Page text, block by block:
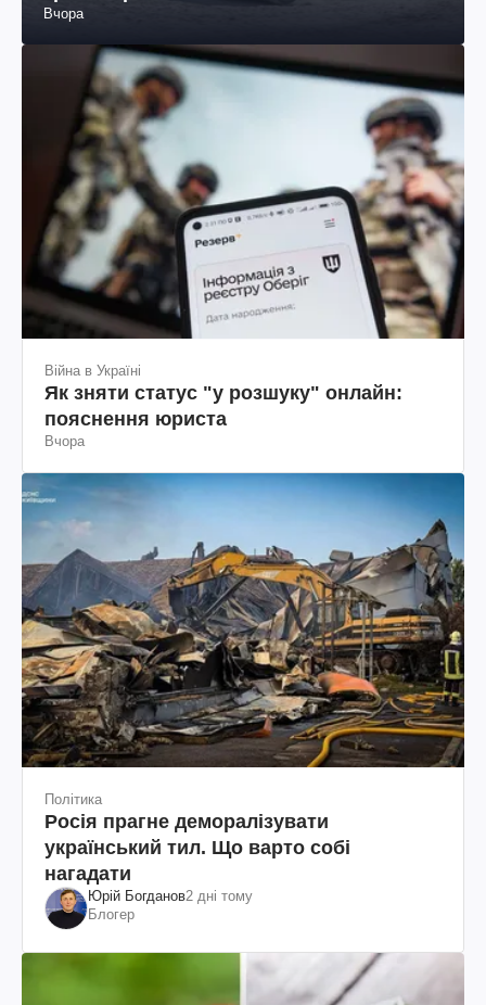
Вчора
Війна в Україні
Як зняти статус "у розшуку" онлайн:
пояснення юриста
Вчора
Політика
Росія прагне деморалізувати
український тил. Що варто собі
нагадати
Юрій Богданов2 дні тому
Блогер